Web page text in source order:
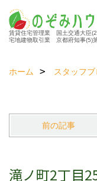
賃貸住宅管理業 国土交通大臣
宅地建物取引業 京都府知事(5)
ホーム スタッフ
前の記事
滝ノ町2丁目